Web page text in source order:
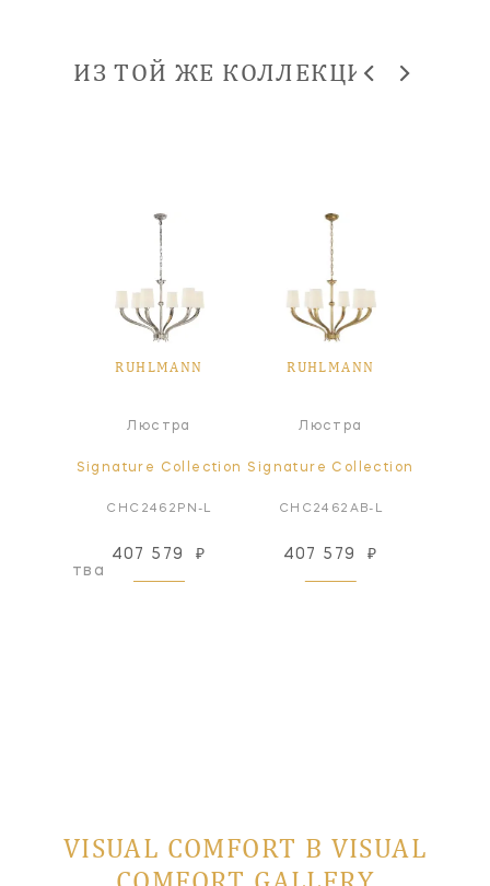
ИЗ ТОЙ ЖЕ КОЛЛЕКЦИИ
RUHLMANN
Люстра
Signature Collection
CHC2462PN-L
407 579 ₽
RUHLMANN
Люстра
Signature Collection
CHC2462AB-L
407 579 ₽
VISUAL COMFORT В VISUAL